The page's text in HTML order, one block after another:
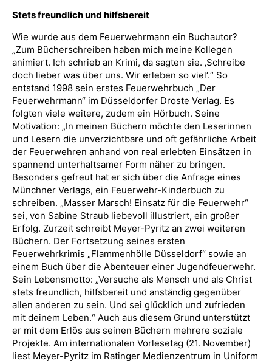
Stets freundlich und hilfsbereit
Wie wurde aus dem Feuerwehrmann ein Buchautor?
„Zum Bücherschreiben haben mich meine Kollegen
animiert. Ich schrieb an Krimi, da sagten sie. ‚Schreibe
doch lieber was über uns. Wir erleben so viel‘.“ So
entstand 1998 sein erstes Feuerwehrbuch „Der
Feuerwehrmann“ im Düsseldorfer Droste Verlag. Es
folgten viele weitere, zudem ein Hörbuch. Seine
Motivation: „In meinen Büchern möchte den Leserinnen
und Lesern die unverzichtbare und oft gefährliche Arbeit
der Feuerwehren anhand von real erlebten Einsätzen in
spannend unterhaltsamer Form näher zu bringen.
Besonders gefreut hat er sich über die Anfrage eines
Münchner Verlags, ein Feuerwehr-Kinderbuch zu
schreiben. „Masser Marsch! Einsatz für die Feuerwehr“
sei, von Sabine Straub liebevoll illustriert, ein großer
Erfolg. Zurzeit schreibt Meyer-Pyritz an zwei weiteren
Büchern. Der Fortsetzung seines ersten
Feuerwehrkrimis „Flammenhölle Düsseldorf“ sowie an
einem Buch über die Abenteuer einer Jugendfeuerwehr.
Sein Lebensmotto: „Versuche als Mensch und als Christ
stets freundlich, hilfsbereit und anständig gegenüber
allen anderen zu sein. Und sei glücklich und zufrieden
mit deinem Leben.“ Auch aus diesem Grund unterstützt
er mit dem Erlös aus seinen Büchern mehrere soziale
Projekte. Am internationalen Vorlesetag (21. November)
liest Meyer-Pyritz im Ratinger Medienzentrum in Uniform